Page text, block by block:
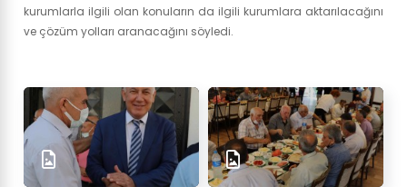
kurumlarla ilgili olan konuların da ilgili kurumlara aktarılacağını
ve çözüm yolları aranacağını söyledi.